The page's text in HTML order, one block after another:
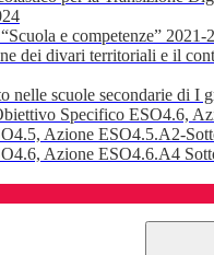
e competenze” 2021-
dei divari territoriali e il
nelle scuole secondarie di I
Specifico ESO4.6,
Azione ESO4.5.A2-
Azione ESO4.6.A4